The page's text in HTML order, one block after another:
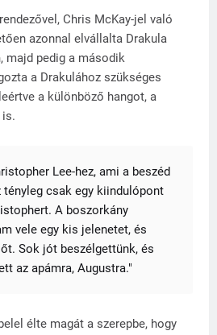
Chris McKay-jel való
azonnal elvállalta Drakula
majd pedig a második
a Drakulához szükséges
a különböző hangot, a
Lee-hez, ami a beszéd
csak egy kiindulópont
A boszorkány
vele egy kis jelenetet, és
Sok jót beszélgettünk, és
az apámra, Augustra."
élte magát a szerepbe, hogy